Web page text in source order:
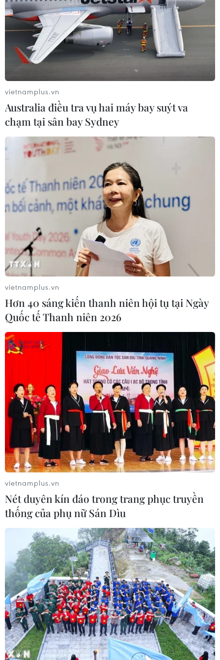
TIN CÙNG CHUYÊN MỤC
Cứu sống trẻ sinh cực non 25 tuần
thai, nặng gần 700 gram
09/08/2026 04:44
vietnamplus.vn
Australia điều tra vụ hai máy bay suýt va
chạm tại sân bay Sydney
vietnamplus.vn
Hơn 40 sáng kiến thanh niên hội tụ tại Ngày
Quốc tế Thanh niên 2026
vietnamplus.vn
Nét duyên kín đáo trong trang phục truyền
thống của phụ nữ Sán Dìu